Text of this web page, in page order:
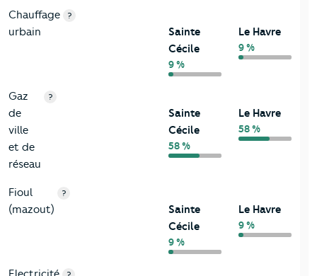
Chauffage
urbain
?
Sainte
Cécile
9 %
Le Havre
9 %
Gaz
de
ville
et de
réseau
?
Sainte
Cécile
58 %
Le Havre
58 %
Fioul
(mazout)
?
Sainte
Cécile
9 %
Le Havre
9 %